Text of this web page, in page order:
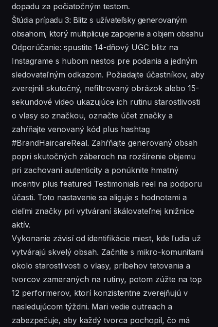
dopadu za počiatočným testom.
Štúdia prípadu 3: Blitz s užívateľsky generovaným
obsahom, ktorý multiplicuje zapojenie a objem obsahu
Odporúčanie: spustite 14-dňový UGC blitz na
Instagrame s hubom nestos pre podania a jedným
sledovateľným odkazom. Požiadajte účastníkov, aby
zverejnili skutočný, nefiltrovaný obrázok alebo 15-
sekundové video ukazujúce ich rutinu starostlivosti
o vlasy so značkou, označte účet značky a
zahŕňajte venovaný kód plus hashtag
#BrandHaircareReal. Zahŕňajte generovaný obsah
popri skutočných záberoch na rozšírenie objemu
pri zachovaní autenticity a ponúknite hmatný
incentiv plus featured Testimonials reel na podporu
účasti. Toto nastavenie sa aliguje s hodnotami a
cieľmi značky pri vytváraní škálovateľnej knižnice
aktív.
Vykonanie závisí od identifikácie miest, kde ľudia už
vytvárajú skvelý obsah. Začnite s mikro-komunitami
okolo starostlivosti o vlasy, príbehov tetovania a
tvorcov zameraných na rutiny, potom zúžte na top
12 performerov, ktorí konzistentne zverejňujú v
nasledujúcom týždni. Mari vedie outreach a
zabezpečuje, aby každý tvorca pochopil, čo má